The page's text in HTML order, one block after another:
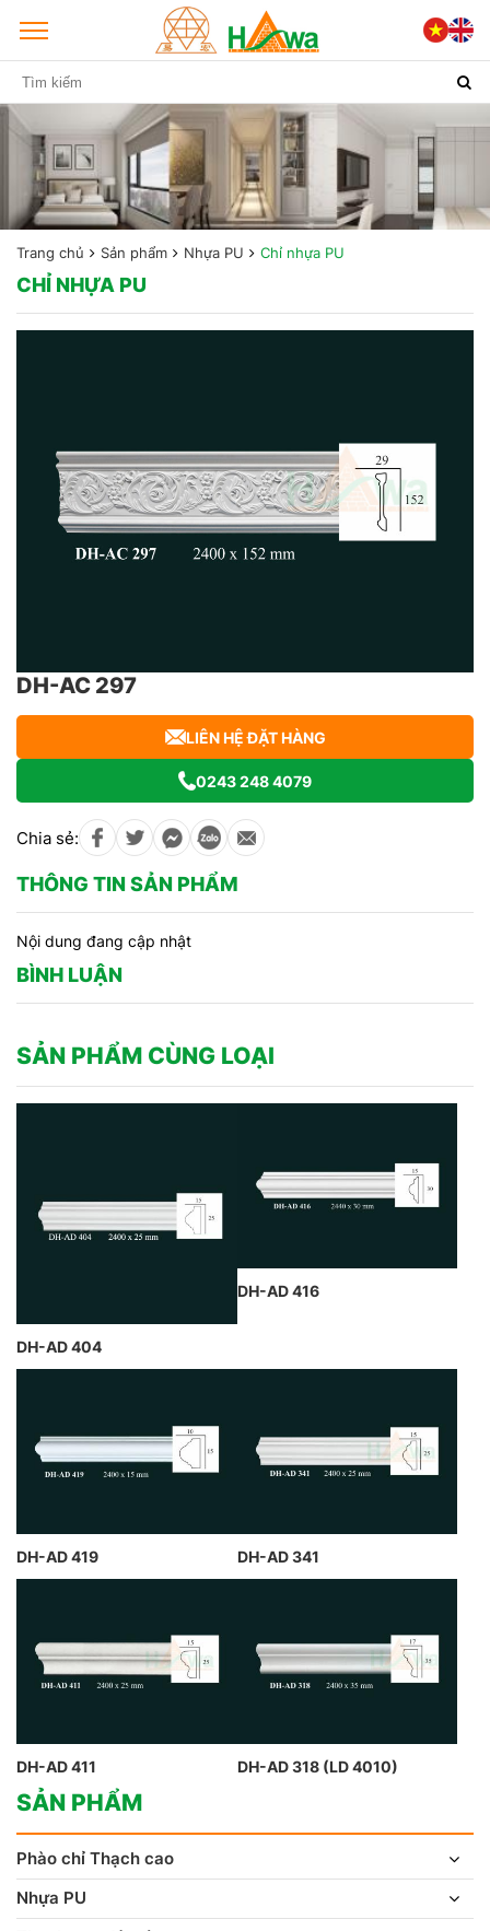
Trang chủ Sản phẩm Nhựa PU Chỉ nhựa PU
CHỈ NHỰA PU
DH-AC 297
LIÊN HỆ ĐẶT HÀNG
0243 248 4079
Chia sẻ:
THÔNG TIN SẢN PHẨM
Nội dung đang cập nhật
BÌNH LUẬN
SẢN PHẨM CÙNG LOẠI
DH-AD 404
DH-AD 416
DH-AD 419 DH-AD 341
DH-AD 411 DH-AD 318 (LD 4010)
SẢN PHẨM
Phào chỉ Thạch cao
Nhựa PU